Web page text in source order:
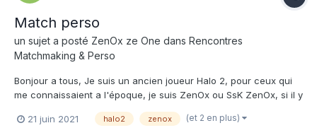
Match perso
un sujet a posté ZenOx ze One dans Rencontres
Matchmaking & Perso
Bonjour a tous, Je suis un ancien joueur Halo 2, pour ceux qui
me connaissaient a l'époque, je suis ZenOx ou SsK ZenOx, si il y
chaud pour se faire quelques parties sur H2 ou H3 de temps en
21 juin 2021 halo2 zenox (et 2 en plus)